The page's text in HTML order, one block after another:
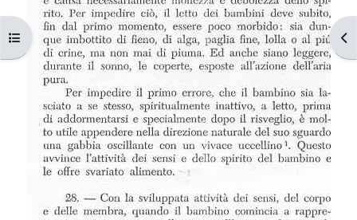
Apri indice del corso